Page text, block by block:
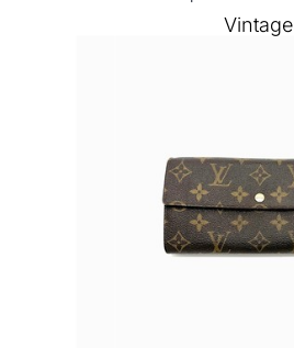
Vintage